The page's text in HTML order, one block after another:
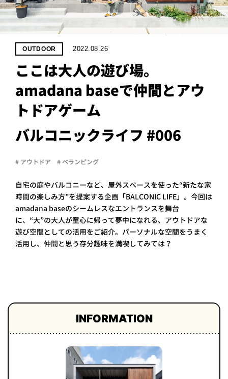
WHAT’S
LIFE
LABEL
ついて
企業の
方へ
お問い
合わせ
プライ
バシー
OUTDOOR 2022.08.26
ここは大人の遊び場。
amadana baseで仲間とアウ
トドアゲーム
バルコニックライフ #006
# アウトドア # ベランピング
自宅の庭やバルコニーなど、屋外スペースを使った“新たな家
時間の楽しみ方”を提案する企画「BALCONIC LIFE」。今回は
amadana baseのシームレスなエントランスを舞台
に、“大”の大人が童心に帰って夢中になれる、アウトドアな
遊び空間としての活用をご紹介。パーソナルな空間をうまく
活用し、仲間と思う存分趣味を満喫してみては？
INFORMATION